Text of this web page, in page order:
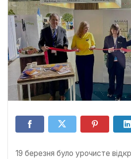
19 березня було урочисте